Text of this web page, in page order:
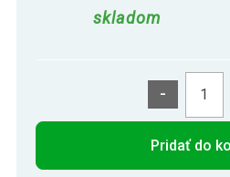
skladom
-
Pridať do